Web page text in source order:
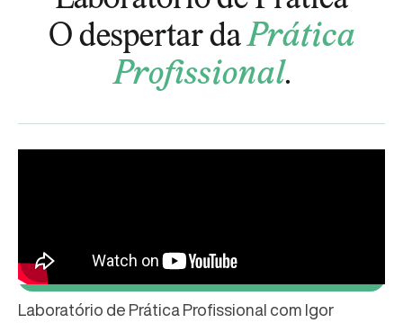
O despertar daPrática
Profissional.
Laboratório de Prática Profissional com Igor